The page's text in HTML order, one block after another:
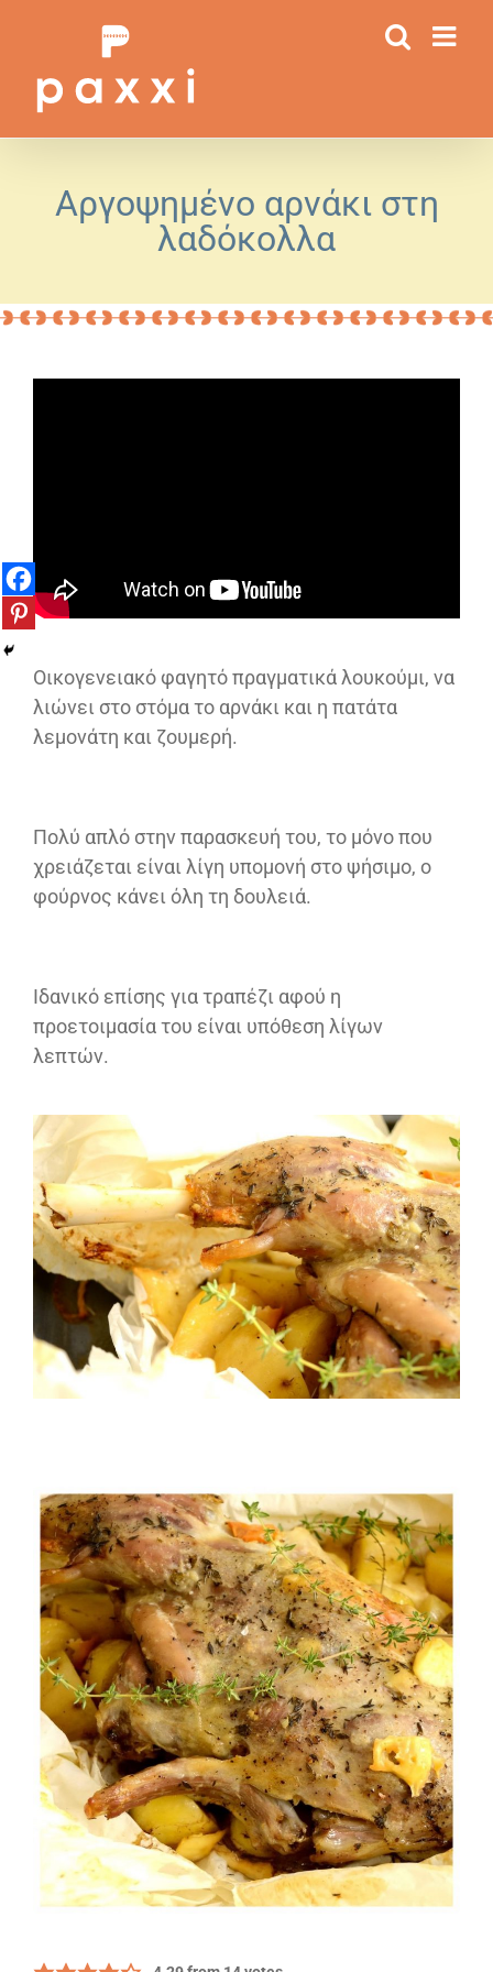
περιεχόμενο
Αργοψημένο αρνάκι στη
λαδόκολλα
Οικογενειακό φαγητό πραγματικά λουκούμι, να
λιώνει στο στόμα το αρνάκι και η πατάτα
λεμονάτη και ζουμερή.
Πολύ απλό στην παρασκευή του, το μόνο που
χρειάζεται είναι λίγη υπομονή στο ψήσιμο, ο
φούρνος κάνει όλη τη δουλειά.
Ιδανικό επίσης για τραπέζι αφού η
προετοιμασία του είναι υπόθεση λίγων
λεπτών.